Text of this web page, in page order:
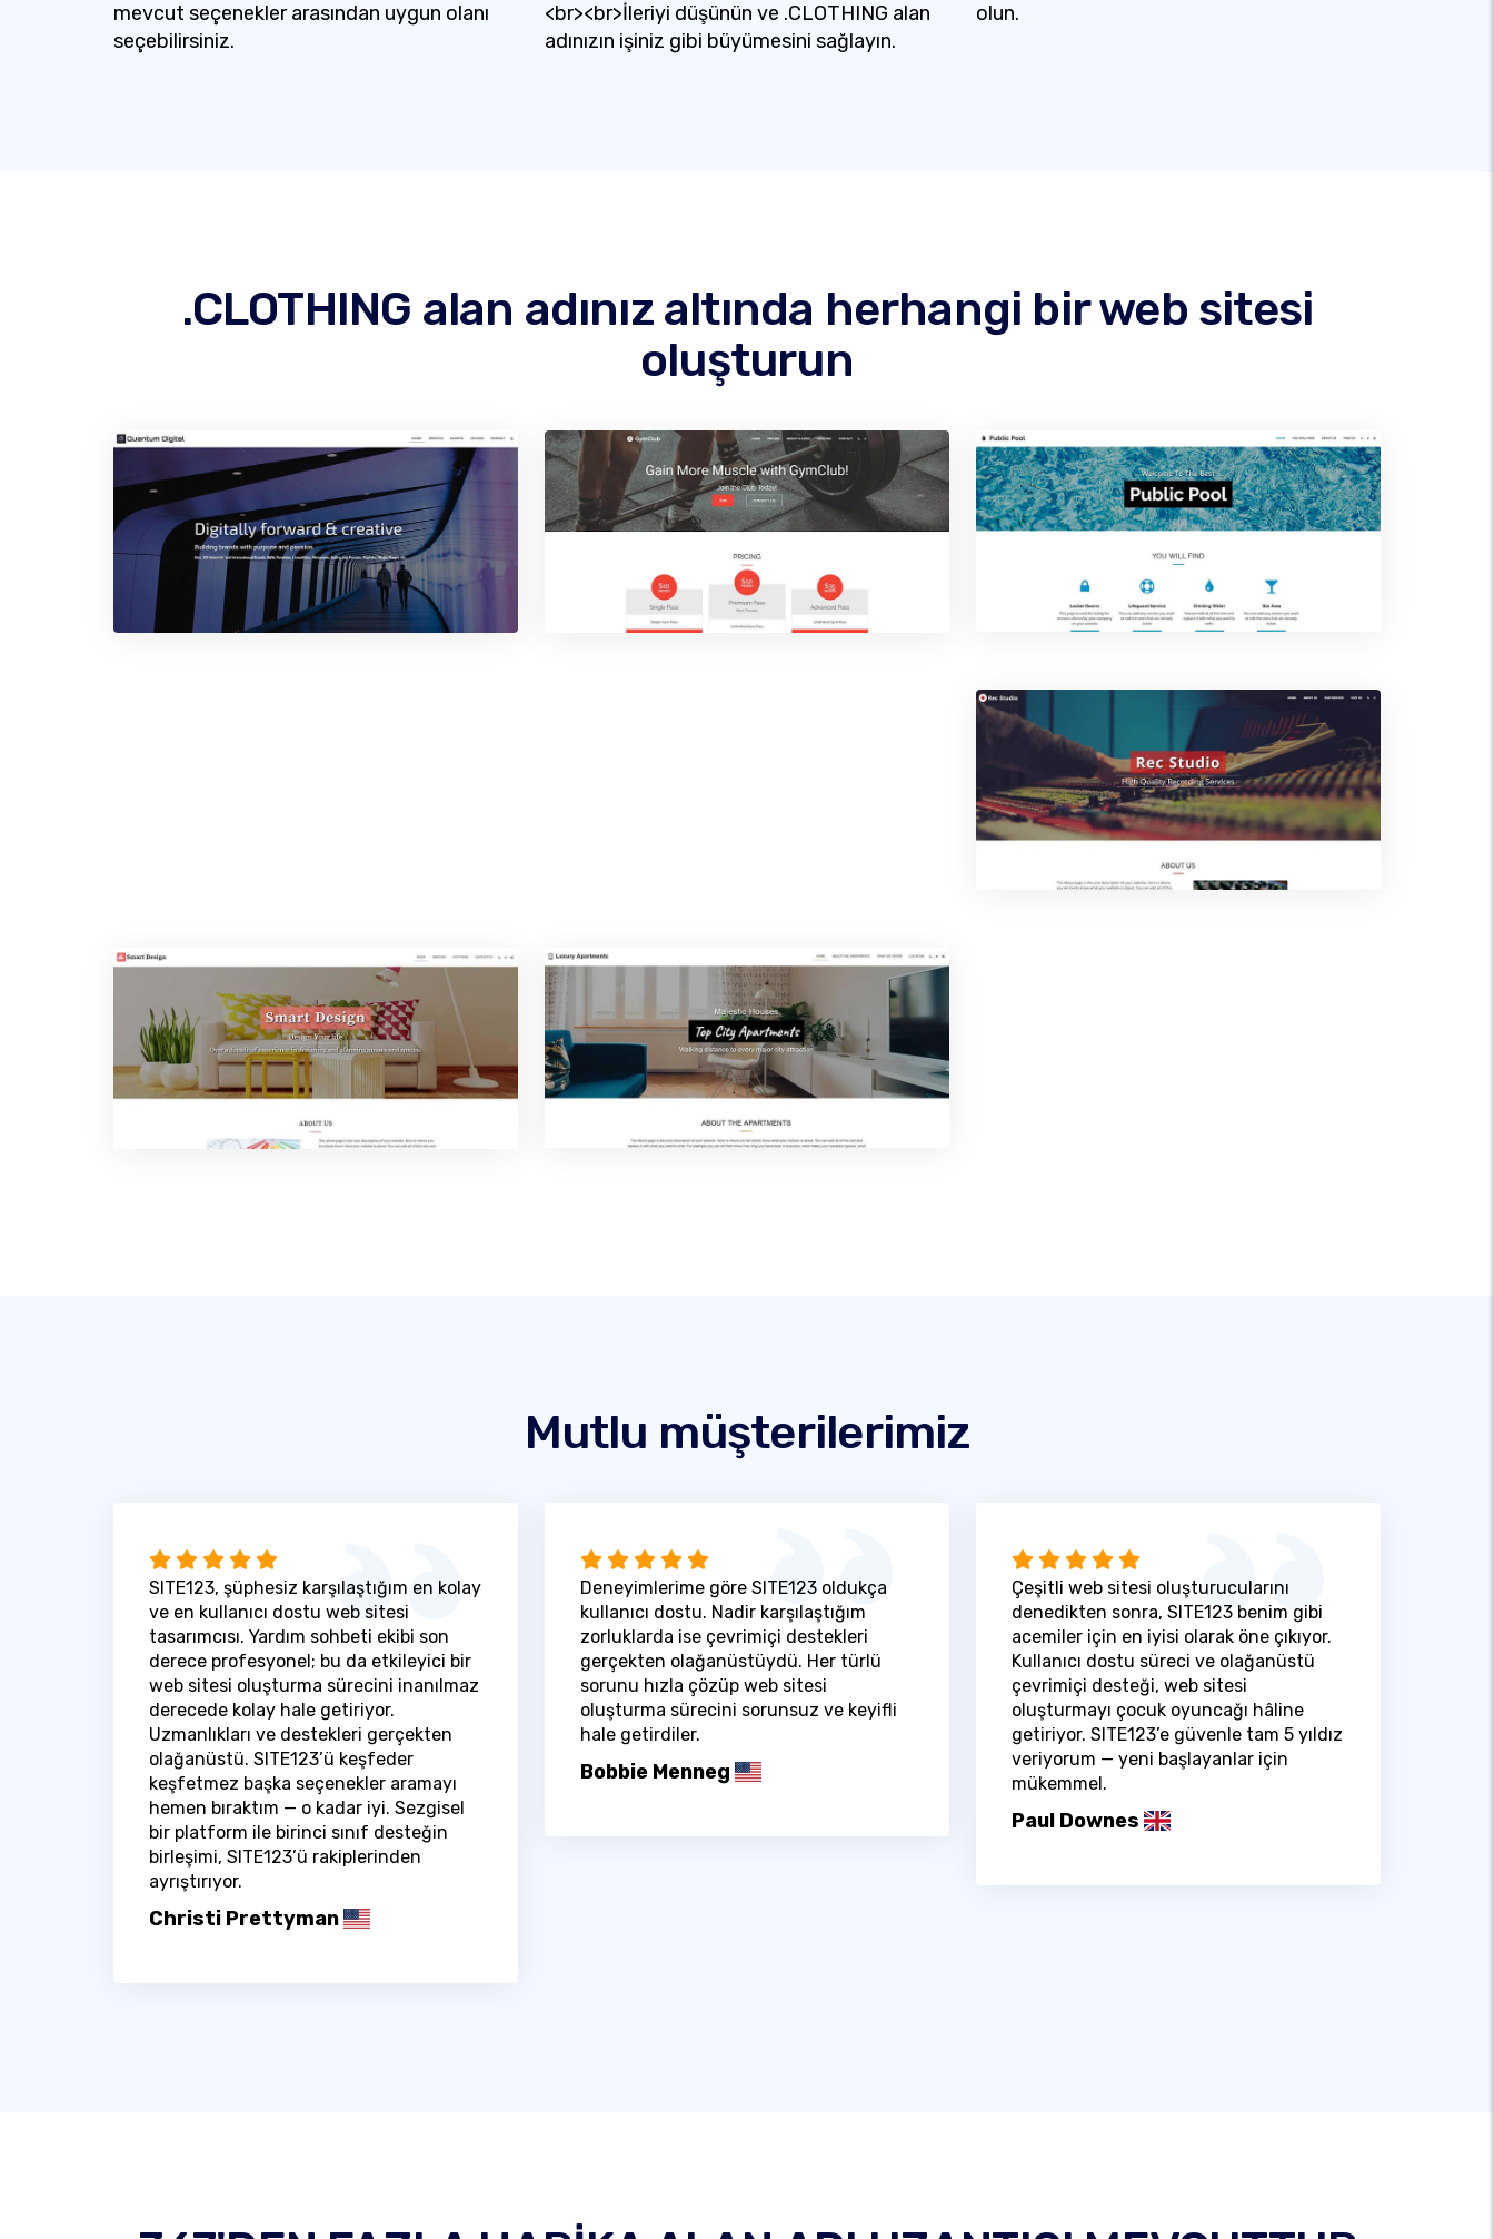
mevcut seçenekler arasından uygun olanı
seçebilirsiniz.
<br><br>İleriyi düşünün ve .CLOTHING alan
adınızın işiniz gibi büyümesini sağlayın.
olun.
.CLOTHING alan adınız altında herhangi bir web sitesi
oluşturun
Mutlu müşterilerimiz
SITE123, şüphesiz karşılaştığım en kolay
ve en kullanıcı dostu web sitesi
tasarımcısı. Yardım sohbeti ekibi son
derece profesyonel; bu da etkileyici bir
web sitesi oluşturma sürecini inanılmaz
derecede kolay hale getiriyor.
Uzmanlıkları ve destekleri gerçekten
olağanüstü. SITE123’ü keşfeder
keşfetmez başka seçenekler aramayı
hemen bıraktım — o kadar iyi. Sezgisel
bir platform ile birinci sınıf desteğin
birleşimi, SITE123’ü rakiplerinden
ayrıştırıyor.
Christi Prettyman
Deneyimlerime göre SITE123 oldukça
kullanıcı dostu. Nadir karşılaştığım
zorluklarda ise çevrimiçi destekleri
gerçekten olağanüstüydü. Her türlü
sorunu hızla çözüp web sitesi
oluşturma sürecini sorunsuz ve keyifli
hale getirdiler.
Bobbie Menneg
Çeşitli web sitesi oluşturucularını
denedikten sonra, SITE123 benim gibi
acemiler için en iyisi olarak öne çıkıyor.
Kullanıcı dostu süreci ve olağanüstü
çevrimiçi desteği, web sitesi
oluşturmayı çocuk oyuncağı hâline
getiriyor. SITE123’e güvenle tam 5 yıldız
veriyorum — yeni başlayanlar için
mükemmel.
Paul Downes